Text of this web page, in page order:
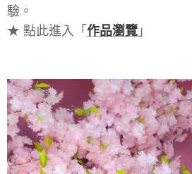
驗。
★ 點此進入「 作品瀏覽 」